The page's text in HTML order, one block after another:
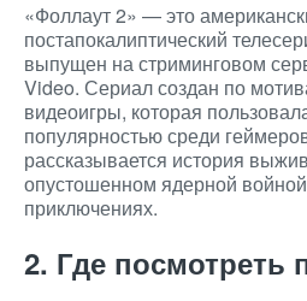
«Фоллаут 2» — это
постапокалиптический
выпущен на стриминговом
Video. Сериал создан по
видеоигры, которая
популярностью среди
рассказывается история
опустошенном ядерной
приключениях.
2. Где посмотреть